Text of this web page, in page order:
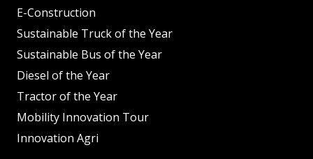
E-Construction
Sustainable Truck of the Year
Sustainable Bus of the Year
Diesel of the Year
Tractor of the Year
Mobility Innovation Tour
Innovation Agri